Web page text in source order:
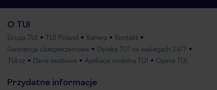
O TUI
Grupa TUI TUI Poland Kariera
Kontakt
Gwarancja ubezpieczeniowa
Opieka TUI na wakacjach 24/7
TUI.cz
Dane osobowe Aplikacja mobilna TUI Opinie TUI
Przydatne informacje